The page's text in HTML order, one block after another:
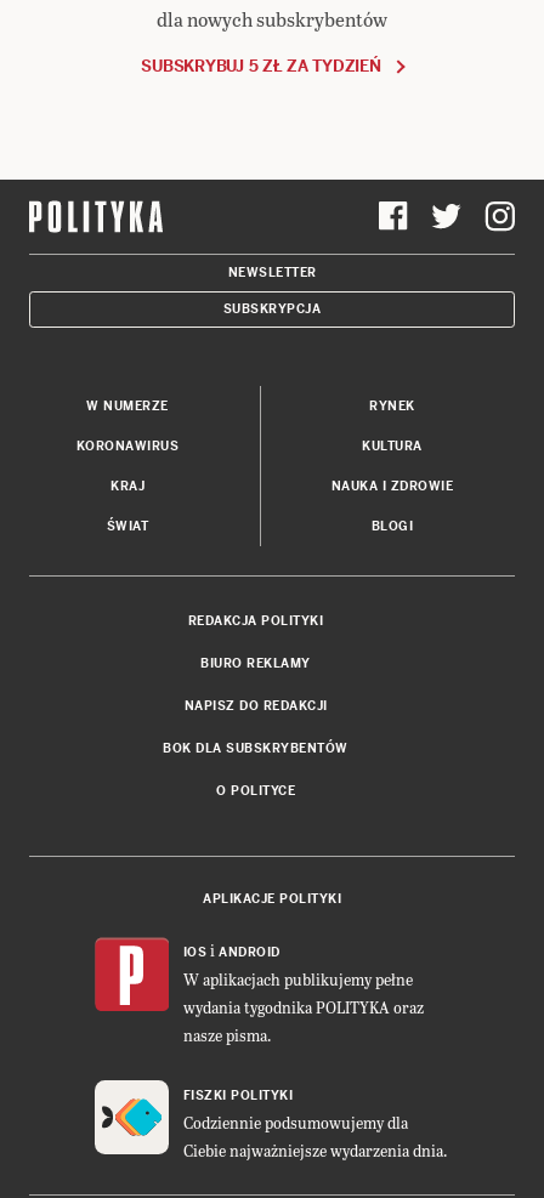
dla nowych subskrybentów
SUBSKRYBUJ 5 ZŁ ZA TYDZIEŃ
NEWSLETTER
SUBSKRYPCJA
W NUMERZE
KORONAWIRUS
KRAJ
ŚWIAT
RYNEK
KULTURA
NAUKA I ZDROWIE
BLOGI
REDAKCJA POLITYKI
BIURO REKLAMY
NAPISZ DO REDAKCJI
BOK DLA SUBSKRYBENTÓW
O POLITYCE
APLIKACJE POLITYKI
IOS i ANDROID
W aplikacjach publikujemy pełne
wydania tygodnika POLITYKA oraz
nasze pisma.
FISZKI POLITYKI
Codziennie podsumowujemy dla
Ciebie najważniejsze wydarzenia dnia.